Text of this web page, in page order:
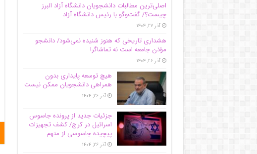
اصلی‌ترین مطالبات دانشجویان دانشگاه آزاد البرز
چیست؟/ گفت‌وگو با رئیس دانشگاه آز‌اد
آذر ۲۷, ۱۴۰۴
هشداری تاریخی که هنوز شنیده نمی‌شود/ دانشجو
مؤذن جامعه است نه تماشاگر!
آذر ۲۶, ۱۴۰۴
هیچ توسعه پایداری بدون
همراهی دانشجویان ممکن نیست
آذر ۲۶, ۱۴۰۴
جزئیات جدید از پرونده جاسوس
اسرائیل در کرج/‌ کشف تجهیزات
پیچیده جاسوسی از متهم
آذر ۲۶, ۱۴۰۴